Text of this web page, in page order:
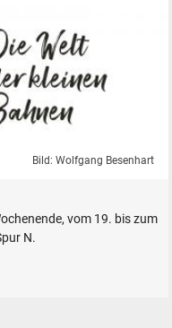
Bild: Wolfgang Besenhart
vom 19. bis zum
N.